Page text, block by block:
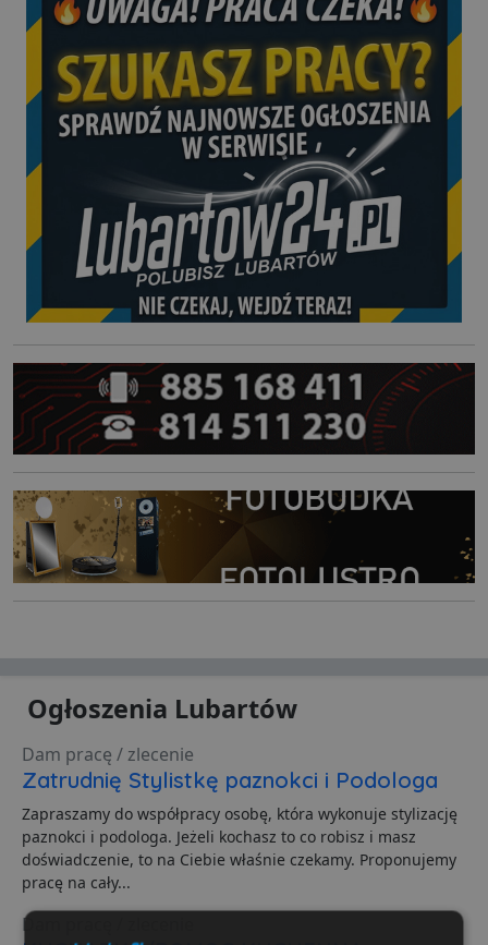
Ogłoszenia Lubartów
Dam pracę / zlecenie
Zatrudnię Stylistkę paznokci i Podologa
Zapraszamy do współpracy osobę, która wykonuje stylizację
paznokci i podologa. Jeżeli kochasz to co robisz i masz
doświadczenie, to na Ciebie właśnie czekamy. Proponujemy
pracę na cały...
Dam pracę / zlecenie